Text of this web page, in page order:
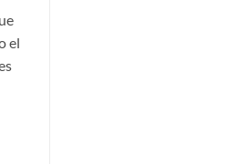
el